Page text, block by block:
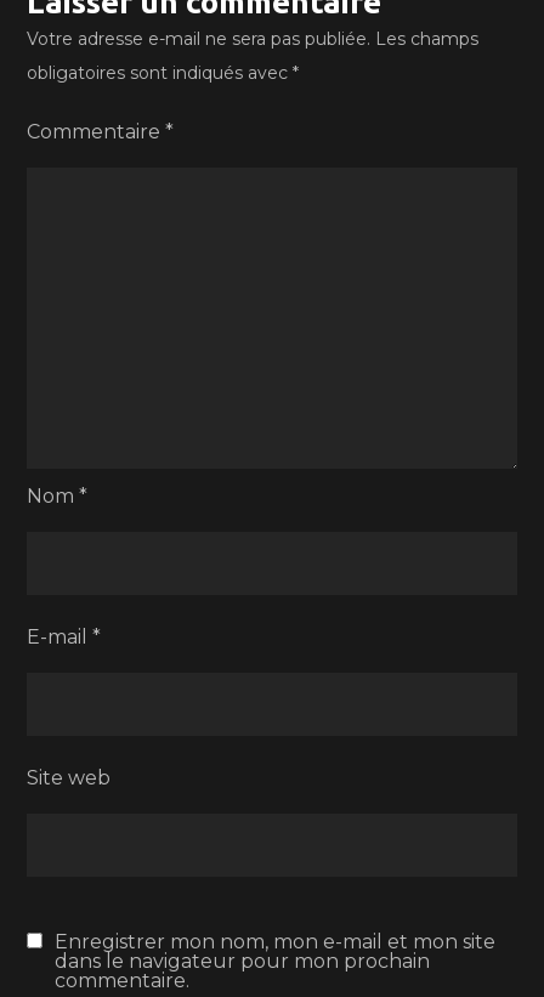
Votre adresse e-mail ne sera pas publiée. Les champs
obligatoires sont indiqués avec*
Commentaire*
Nom*
E-mail*
Site web
Enregistrer mon nom, mon e-mail et mon site
dans le navigateur pour mon prochain
commentaire.